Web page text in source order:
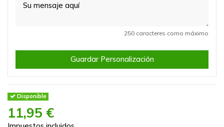
250 caracteres como máximo
Guardar Personalización
Disponible
11,95 €